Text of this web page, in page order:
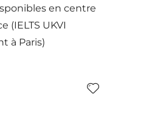
en centre
(IELTS UKVI
à Paris)